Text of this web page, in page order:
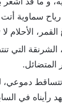
سماوية أتت
الأحلام لا
التي
دموعي،
رأيناه في